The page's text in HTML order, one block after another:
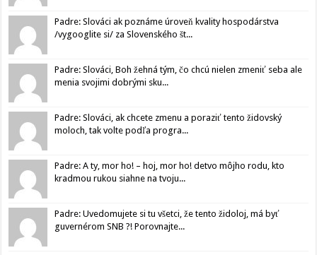
Padre: Slováci ak poznáme úroveň kvality hospodárstva
/vygooglite si/ za Slovenského št...
Padre: Slováci, Boh žehná tým, čo chcú nielen zmeniť seba ale
menia svojimi dobrými sku...
Padre: Slováci, ak chcete zmenu a poraziť tento židovský
moloch, tak volte podľa progra...
Padre: A ty, mor ho! – hoj, mor ho! detvo môjho rodu, kto
kradmou rukou siahne na tvoju...
Padre: Uvedomujete si tu všetci, že tento židoloj, má byť
guvernérom SNB ?! Porovnajte...